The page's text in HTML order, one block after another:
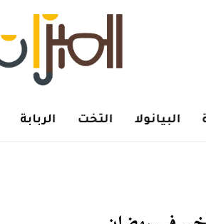
البيانولا التخت الربابة